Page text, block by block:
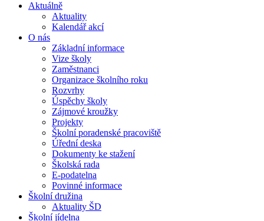
Aktuálně
Aktuality
Kalendář akcí
O nás
Základní informace
Vize školy
Zaměstnanci
Organizace školního roku
Rozvrhy
Úspěchy školy
Zájmové kroužky
Projekty
Školní poradenské pracoviště
Úřední deska
Dokumenty ke stažení
Školská rada
E-podatelna
Povinné informace
Školní družina
Aktuality ŠD
Školní jídelna